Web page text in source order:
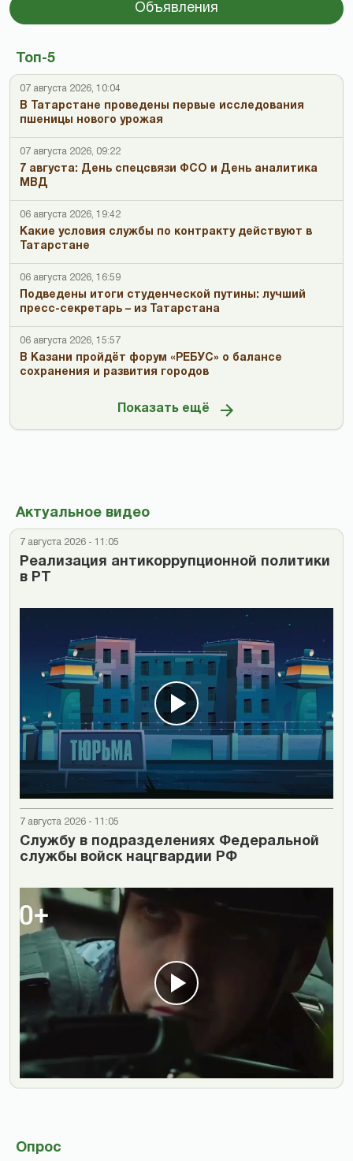
Объявления
Топ-5
07 августа 2026, 10:04
В Татарстане проведены первые исследования
пшеницы нового урожая
07 августа 2026, 09:22
7 августа: День спецсвязи ФСО и День аналитика
МВД
06 августа 2026, 19:42
Какие условия службы по контракту действуют в
Татарстане
06 августа 2026, 16:59
Подведены итоги студенческой путины: лучший
пресс-секретарь – из Татарстана
06 августа 2026, 15:57
В Казани пройдёт форум «РЕБУС» о балансе
сохранения и развития городов
Показать ещё
Актуальное видео
7 августа 2026 - 11:05
Реализация антикоррупционной политики
в РТ
7 августа 2026 - 11:05
Cлужбу в подразделениях Федеральной
службы войск нацгвардии РФ
Опрос